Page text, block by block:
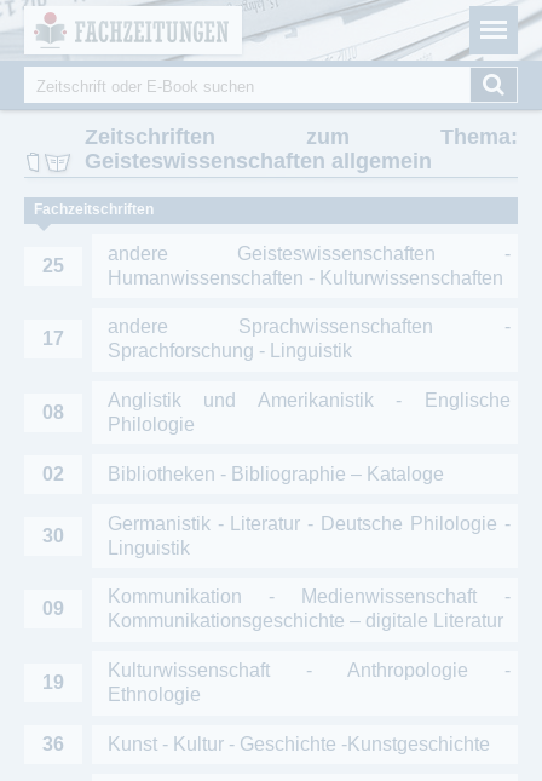
Fachzeitungen.de - Das unabhängige Portal für
Fachmagazine Fachpublikationen & eBooks
Suchformular
Suche
Zeitschriften zum Thema:
Geisteswissenschaften allgemein
Fachzeitschriften
25
andere Geisteswissenschaften -
Humanwissenschaften - Kulturwissenschaften
17
andere Sprachwissenschaften -
Sprachforschung - Linguistik
08
Anglistik und Amerikanistik - Englische
Philologie
02 Bibliotheken - Bibliographie – Kataloge
30
Germanistik - Literatur - Deutsche Philologie -
Linguistik
09
Kommunikation - Medienwissenschaft -
Kommunikationsgeschichte – digitale Literatur
19
Kulturwissenschaft - Anthropologie -
Ethnologie
36 Kunst - Kultur - Geschichte -Kunstgeschichte
Cookie-Einstellungen